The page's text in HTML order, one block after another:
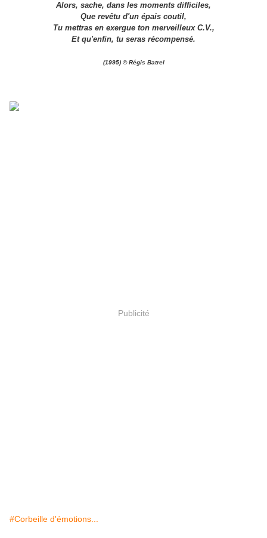
Alors, sache, dans les moments difficiles,
Que revêtu d'un épais coutil,
Tu mettras en exergue ton merveilleux C.V.,
Et qu'enfin, tu seras récompensé.
(1995) © Régis Batrel
Publicité
#Corbeille d'émotions...